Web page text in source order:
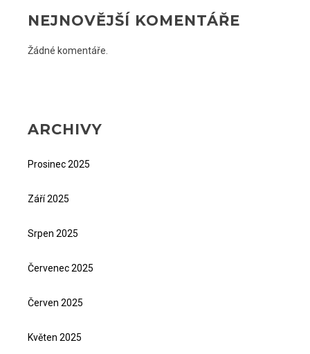
NEJNOVĚJŠÍ KOMENTÁŘE
Žádné komentáře.
ARCHIVY
Prosinec 2025
Září 2025
Srpen 2025
Červenec 2025
Červen 2025
Květen 2025